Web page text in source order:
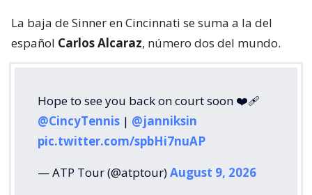
La baja de Sinner en Cincinnati se suma a la del
español Carlos Alcaraz, número dos del mundo.
Hope to see you back on court soon ❤️‍🩹
@CincyTennis | @janniksin
pic.twitter.com/spbHi7nuAP
— ATP Tour (@atptour)August 9, 2026